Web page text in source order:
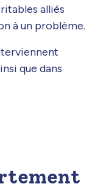
alliés
à un problème.
que dans